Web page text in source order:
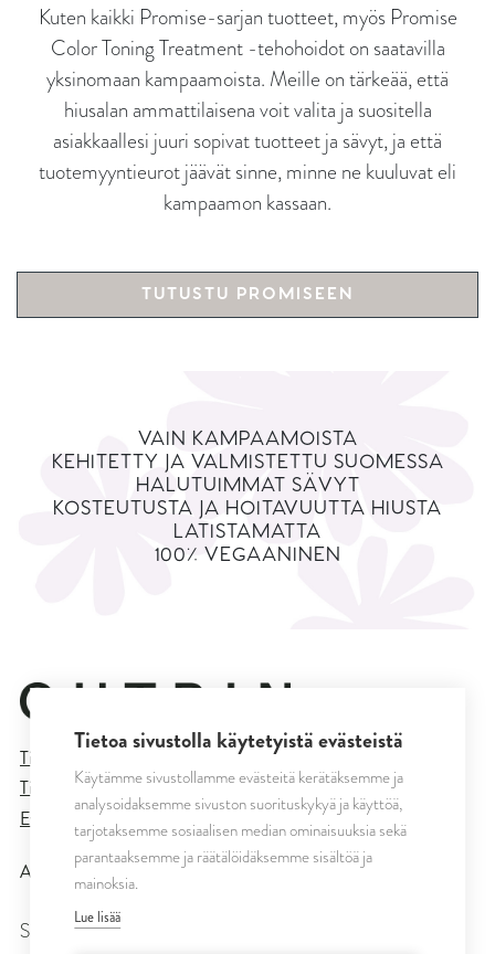
Kuten kaikki Promise-sarjan tuotteet, myös Promise
Color Toning Treatment -tehohoidot on saatavilla
yksinomaan kampaamoista. Meille on tärkeää, että
hiusalan ammattilaisena voit valita ja suositella
asiakkaallesi juuri sopivat tuotteet ja sävyt, ja että
tuotemyyntieurot jäävät sinne, minne ne kuuluvat eli
kampaamon kassaan.
TUTUSTU PROMISEEN
VAIN KAMPAAMOISTA
KEHITETTY JA VALMISTETTU SUOMESSA
HALUTUIMMAT SÄVYT
KOSTEUTUSTA JA HOITAVUUTTA HIUSTA
LATISTAMATTA
100% VEGAANINEN
Tietosuojaseloste
Tilaus- ja toimitusehdot
Evästeasetukset
All rights reserved © CUTRIN
SEURAA MEITÄ
Tietoa sivustolla käytetyistä evästeistä
Käytämme sivustollamme evästeitä kerätäksemme ja
analysoidaksemme sivuston suorituskykyä ja käyttöä,
tarjotaksemme sosiaalisen median ominaisuuksia sekä
parantaaksemme ja räätälöidäksemme sisältöä ja
mainoksia.
Lue lisää